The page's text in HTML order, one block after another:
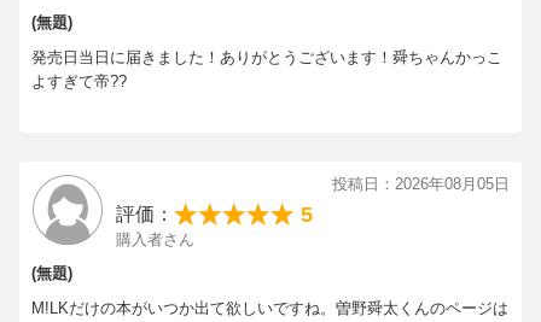
(無題)
発売日当日に届きました！ありがとうございます！舜ちゃんかっこ
よすぎて帝??
投稿日：2026年08月05日
評価： 5
購入者さん
(無題)
M!LKだけの本がいつか出て欲しいですね。曽野舜太くんのページは